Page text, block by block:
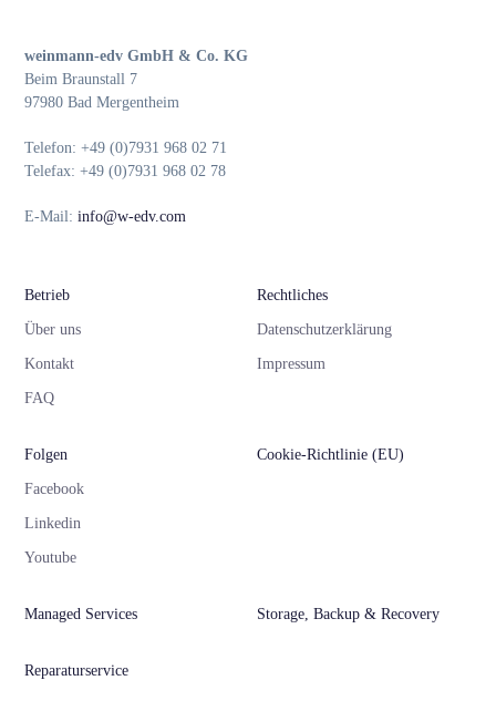
weinmann-edv GmbH & Co. KG
Beim Braunstall 7
97980 Bad Mergentheim
Telefon: +49 (0)7931 968 02 71
Telefax: +49 (0)7931 968 02 78
E-Mail:info@w-edv.com
Betrieb
Über uns
Kontakt
FAQ
Rechtliches
Datenschutzerklärung
Impressum
Folgen
Facebook
Linkedin
Youtube
Cookie-Richtlinie (EU)
Managed Services Storage, Backup & Recovery
Reparaturservice